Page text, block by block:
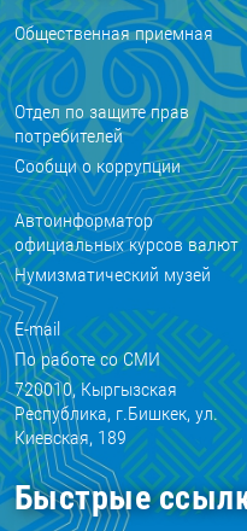
Общественная приемная
Отдел по защите прав
потребителей
Сообщи о коррупции
Автоинформатор
официальных курсов валют
Нумизматический музей
E-mail
По работе со СМИ
720010, Кыргызская
Республика, г.Бишкек, ул.
Киевская, 189
Быстрые